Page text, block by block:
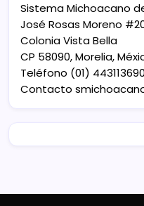
Sistema Michoacano
José Rosas Moreno
Colonia Vista Bella
CP 58090, Morelia,
Teléfono (01)
Contacto